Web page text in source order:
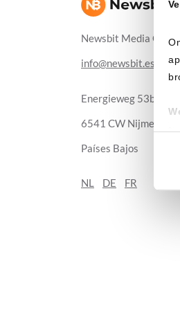
Newsbit Media Group
info@newsbit.es
Energieweg 53b
6541 CW Nijmegen
Países Bajos
NL DE FR